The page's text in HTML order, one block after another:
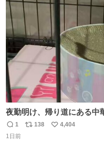
ト
数
夜勤明け、帰り道にある中
「トイレニネコチャンイル
言われ(好きだけどさ……)と
返
信
1
リ
138
い
4,404
1日前